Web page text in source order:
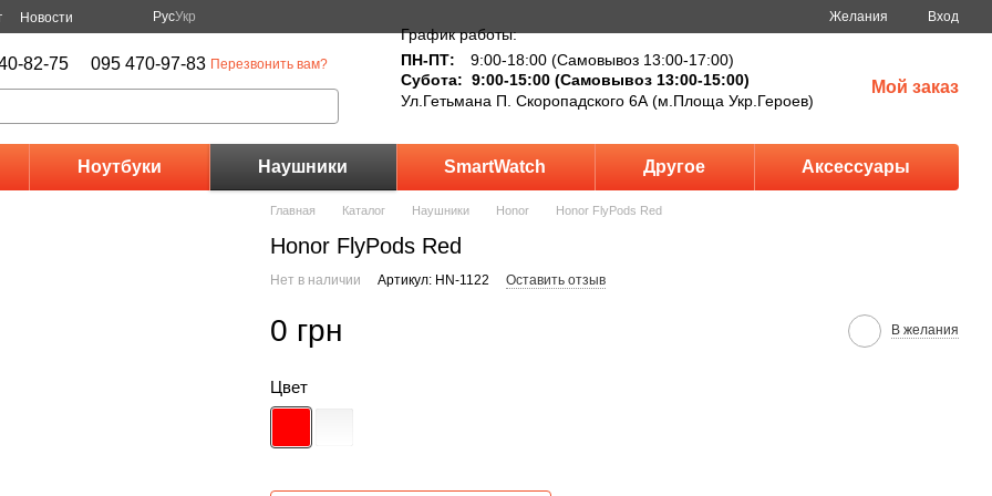
Новости РусУкр Желания Вход
82-75 095 470-97-83 Перезвонить вам?
График работы:
ПН-ПТ:
9:00-18:00 (Самовывоз 13:00-17:00)
Субота: 9:00-15:00 (Самовывоз 13:00-15:00)
Ул.Гетьмана П. Скоропадского 6А (м.Площа Укр.Героев)
Мой заказ
Ноутбуки Наушники SmartWatch Другое Аксессуары
Главная Каталог Наушники Honor Honor FlyPods Red
Honor FlyPods Red
Нет в наличии Артикул: HN-1122 Оставить отзыв
0 грн В желания
Цвет